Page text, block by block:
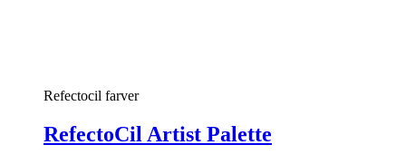
Refectocil farver
RefectoCil Artist Palette